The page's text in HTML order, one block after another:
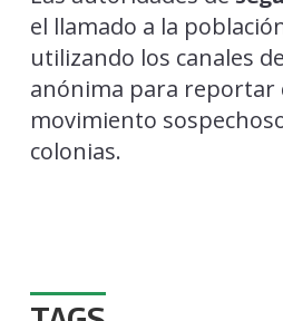
el llamado a la
utilizando los canales
anónima para reportar
movimiento
colonias.